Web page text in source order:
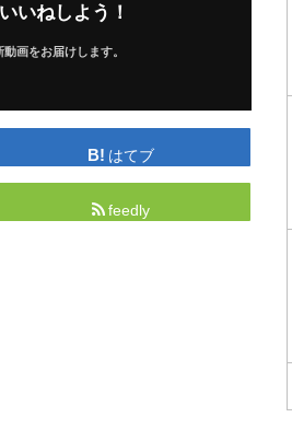
いいねしよう！
動画をお届けします。
はてブ
feedly